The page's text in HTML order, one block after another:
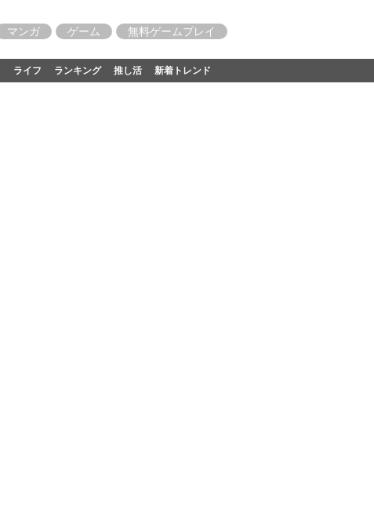
マンガ ゲーム 無料ゲームプレイ
ライフ ランキング 推し活 新着トレンド